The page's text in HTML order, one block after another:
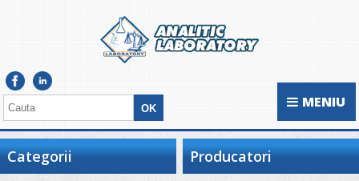
MENIU
Categorii Producatori